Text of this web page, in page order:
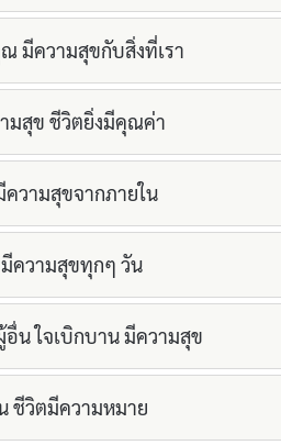
มีความสุขกับสิ่งที่เรา
มสุข ชีวิตยิ่งมีคุณค่า
ความสุขจากภายใน
ความสุขทุกๆ วัน
อื่น ใจเบิกบาน มีความสุข
ชีวิตมีความหมาย